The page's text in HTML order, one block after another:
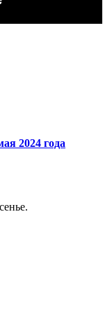
2024 года